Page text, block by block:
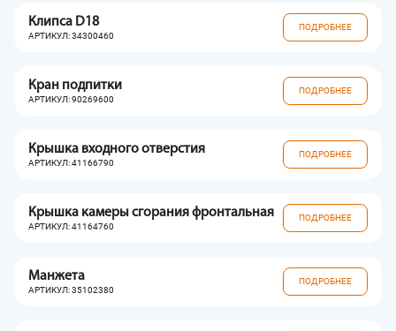
Клипса D18
АРТИКУЛ: 34300460
ПОДРОБНЕЕ
Кран подпитки
АРТИКУЛ: 90269600
ПОДРОБНЕЕ
Крышка входного отверстия
АРТИКУЛ: 41166790
ПОДРОБНЕЕ
Крышка камеры сгорания фронтальная
АРТИКУЛ: 41164760
ПОДРОБНЕЕ
Манжета
АРТИКУЛ: 35102380
ПОДРОБНЕЕ